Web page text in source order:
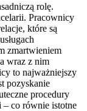
rolę.
Pracownicy
które są
zmartwieniem
wraz z nim
to najważniejszy
pozyskanie
procedury
co równie istotne